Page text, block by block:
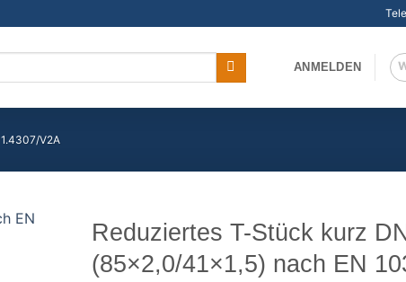
ANMELDEN
1.4307/V2A
Reduziertes T-Stück kurz
(85×2,0/41×1,5) nach EN